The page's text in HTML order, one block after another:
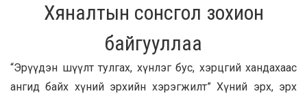
Хяналтын сонсгол зохион
байгууллаа
“Эрүүдэн шүүлт тулгах, хүнлэг бус, хэрцгий хандахаас
ангид байх хүний эрхийн хэрэгжилт” Хүний эрх, эрх